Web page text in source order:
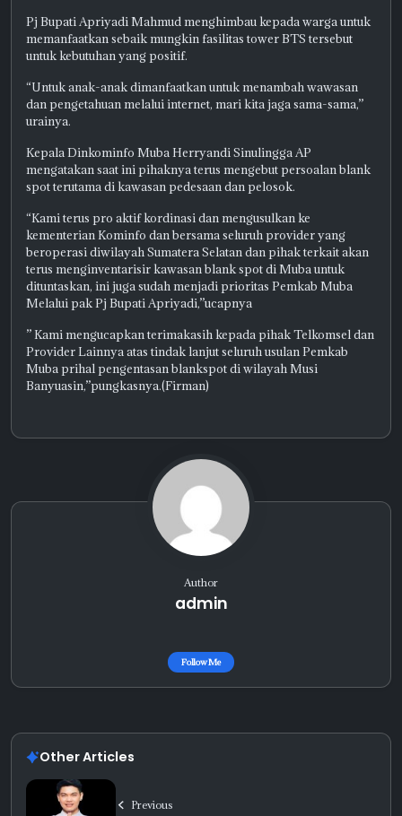
Pj Bupati Apriyadi Mahmud menghimbau kepada warga untuk
memanfaatkan sebaik mungkin fasilitas tower BTS tersebut
untuk kebutuhan yang positif.
“Untuk anak-anak dimanfaatkan untuk menambah wawasan
dan pengetahuan melalui internet, mari kita jaga sama-sama,”
urainya.
Kepala Dinkominfo Muba Herryandi Sinulingga AP
mengatakan saat ini pihaknya terus mengebut persoalan blank
spot terutama di kawasan pedesaan dan pelosok.
“Kami terus pro aktif kordinasi dan mengusulkan ke
kementerian Kominfo dan bersama seluruh provider yang
beroperasi diwilayah Sumatera Selatan dan pihak terkait akan
terus menginventarisir kawasan blank spot di Muba untuk
dituntaskan, ini juga sudah menjadi prioritas Pemkab Muba
Melalui pak Pj Bupati Apriyadi,”ucapnya
” Kami mengucapkan terimakasih kepada pihak Telkomsel dan
Provider Lainnya atas tindak lanjut seluruh usulan Pemkab
Muba prihal pengentasan blankspot di wilayah Musi
Banyuasin,”pungkasnya.(Firman)
Author
admin
Follow Me
Other Articles
Previous